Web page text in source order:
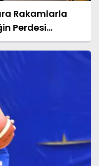
Rakamlarla
Perdesi